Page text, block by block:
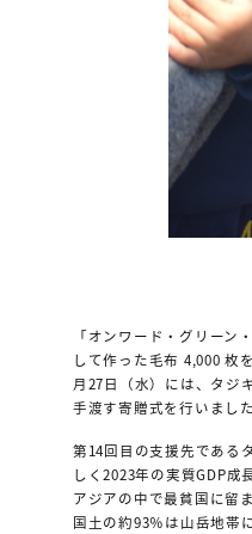
「オンワード・グリー
して作った毛布 4,000 枚
月27日（水）には、タジ
手渡す寄贈式を行いました
第14回目の支援先である
しく2023年の実質GDP
アジアの中で最貧国に留
国土の約93％は山岳地帯